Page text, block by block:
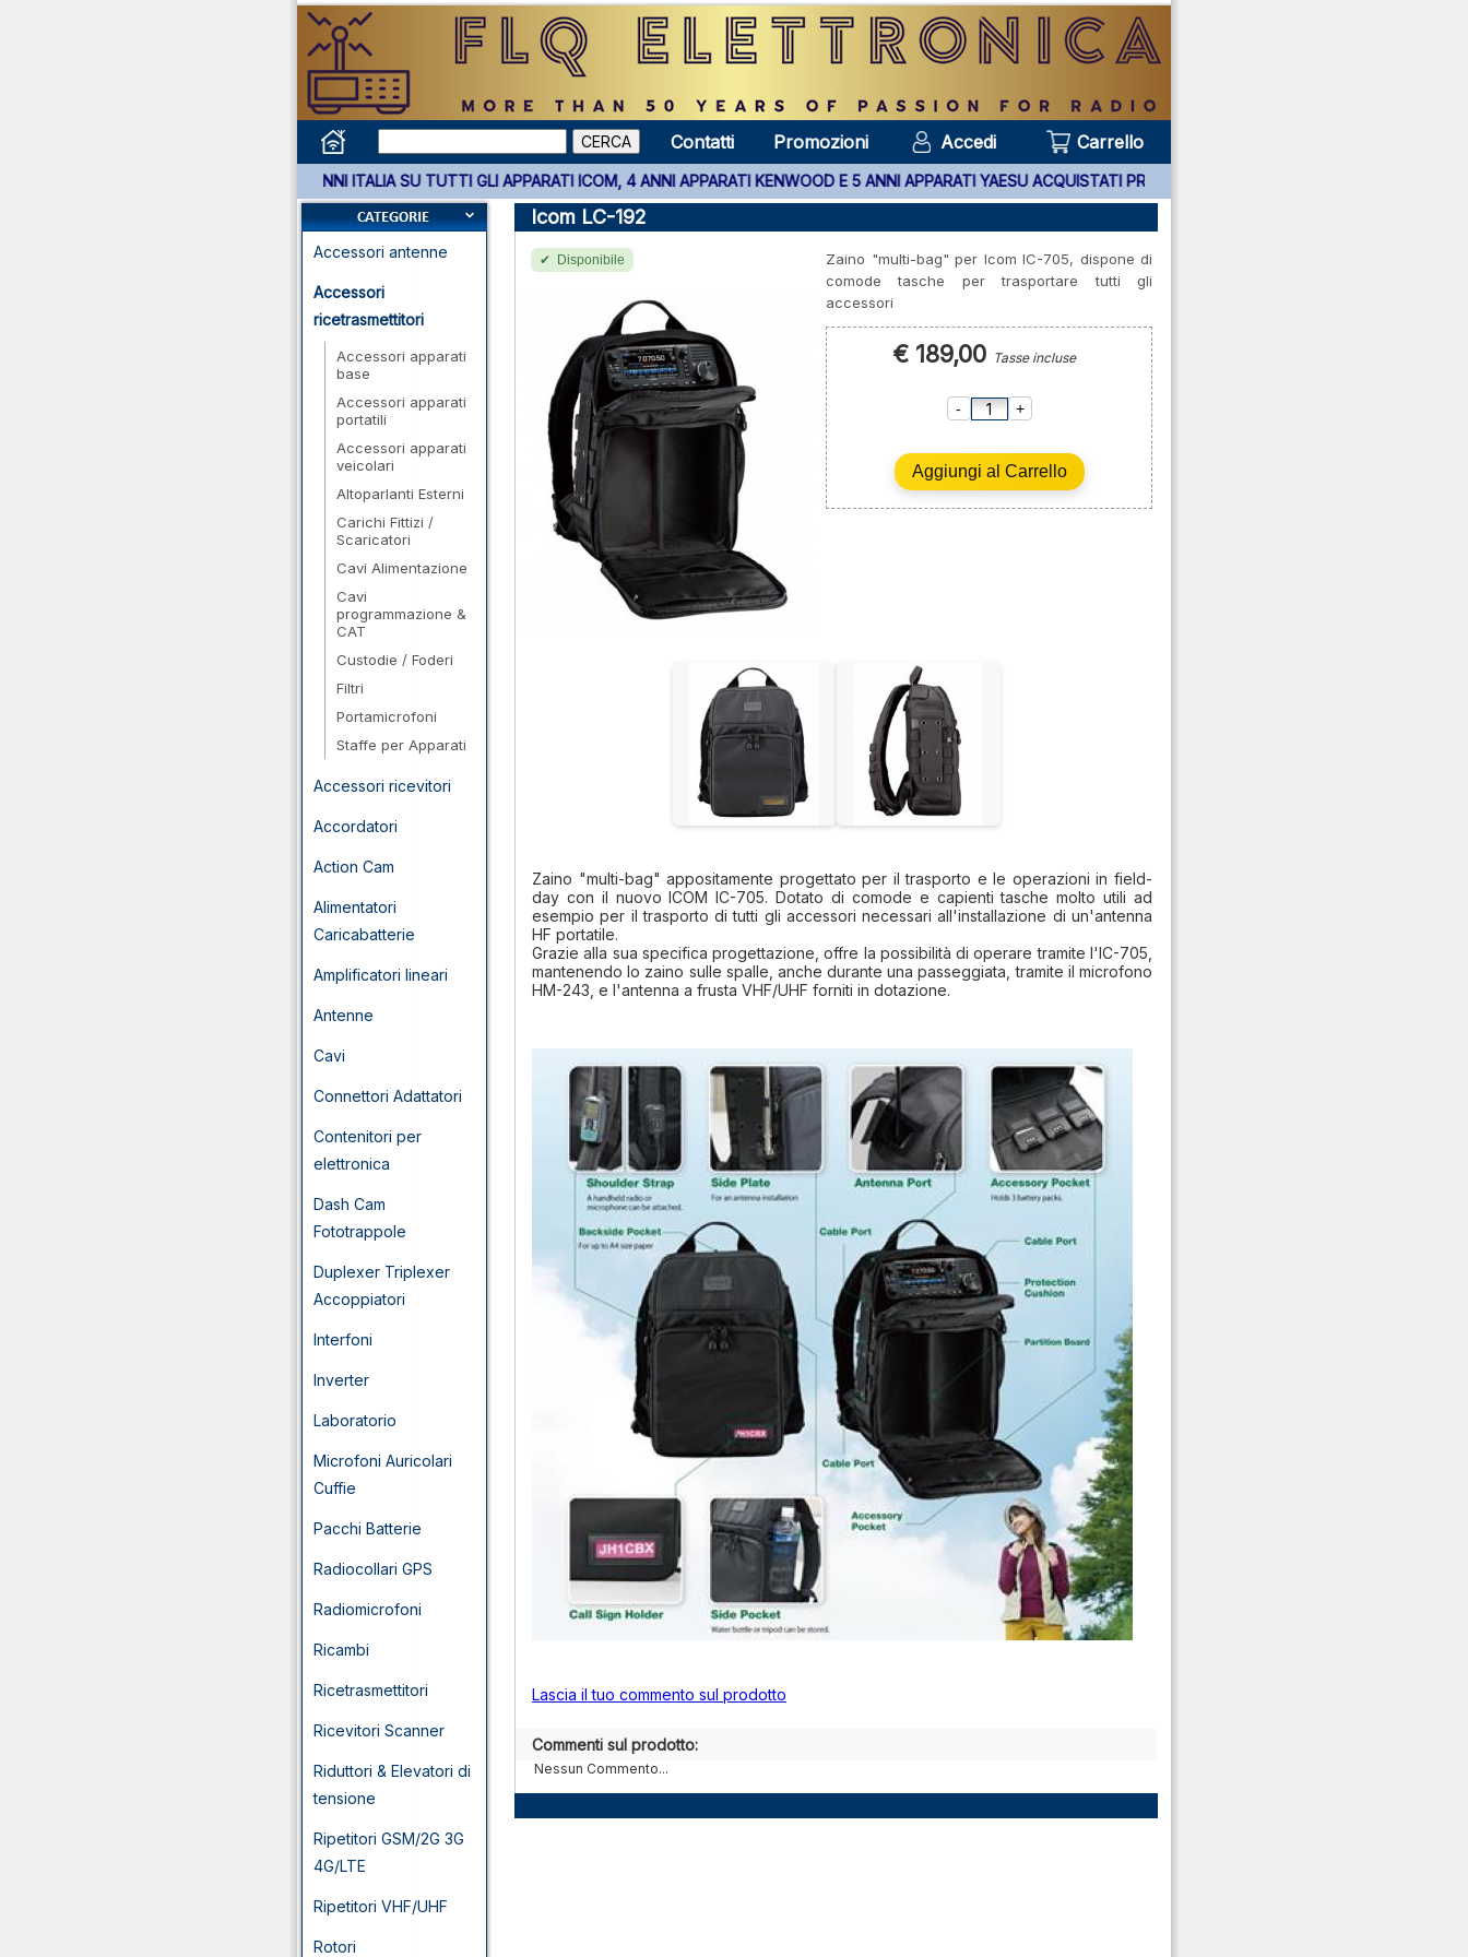
Contatti Promozioni Accedi Carrello
*** GARANZIA 3 ANNI ITALIA SU TUTTI GLI APPARATI ICOM, 4 ANNI APPARATI KENWOOD E 5 ANNI APPARATI YAESU ACQUISTATI PRESSO DI NOI ***
Accessori antenne
Accessori
ricetrasmettitori
Accessori apparati
base
Accessori apparati
portatili
Accessori apparati
veicolari
Altoparlanti Esterni
Carichi Fittizi /
Scaricatori
Cavi Alimentazione
Cavi
programmazione &
CAT
Custodie / Foderi
Filtri
Portamicrofoni
Staffe per Apparati
Accessori ricevitori
Accordatori
Action Cam
Alimentatori
Caricabatterie
Amplificatori lineari
Antenne
Cavi
Connettori Adattatori
Contenitori per
elettronica
Dash Cam
Fototrappole
Duplexer Triplexer
Accoppiatori
Interfoni
Inverter
Laboratorio
Microfoni Auricolari
Cuffie
Pacchi Batterie
Radiocollari GPS
Radiomicrofoni
Ricambi
Ricetrasmettitori
Ricevitori Scanner
Riduttori & Elevatori di
tensione
Ripetitori GSM/2G 3G
4G/LTE
Ripetitori VHF/UHF
Rotori
Icom LC-192
Disponibile
Zaino "multi-bag" per Icom IC-705, dispone di
comode tasche per trasportare tutti gli
accessori
€ 189,00Tasse incluse
- +
Zaino "multi-bag" appositamente progettato per il trasporto e le operazioni in field-
day con il nuovo ICOM IC-705. Dotato di comode e capienti tasche molto utili ad
esempio per il trasporto di tutti gli accessori necessari all'installazione di un'antenna
HF portatile.
Grazie alla sua specifica progettazione, offre la possibilità di operare tramite l'IC-705,
mantenendo lo zaino sulle spalle, anche durante una passeggiata, tramite il microfono
HM-243, e l'antenna a frusta VHF/UHF forniti in dotazione.
Lascia il tuo commento sul prodotto
Commenti sul prodotto:
Nessun Commento...